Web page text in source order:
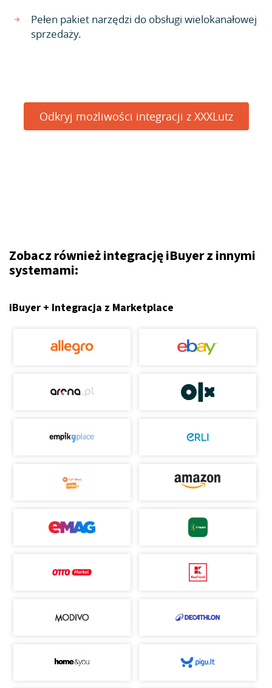
Pełen pakiet narzędzi do obsługi wielokanałowej
sprzedaży.
Odkryj możliwości integracji z XXXLutz
Zobacz również integrację iBuyer z innymi
systemami:
iBuyer + Integracja z Marketplace